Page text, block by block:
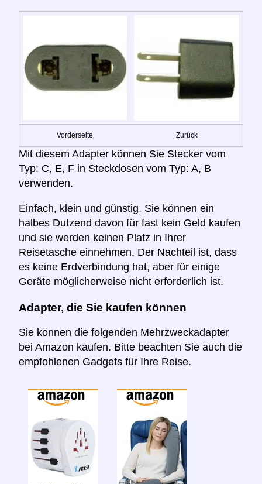
Vorderseite Zurück
Mit diesem Adapter können Sie Stecker vom
Typ: C, E, F in Steckdosen vom Typ: A, B
verwenden.
Einfach, klein und günstig. Sie können ein
halbes Dutzend davon für fast kein Geld kaufen
und sie werden keinen Platz in Ihrer
Reisetasche einnehmen. Der Nachteil ist, dass
es keine Erdverbindung hat, aber für einige
Geräte möglicherweise nicht erforderlich ist.
Adapter, die Sie kaufen können
Sie können die folgenden Mehrzweckadapter
bei Amazon kaufen. Bitte beachten Sie auch die
empfohlenen Gadgets für Ihre Reise.